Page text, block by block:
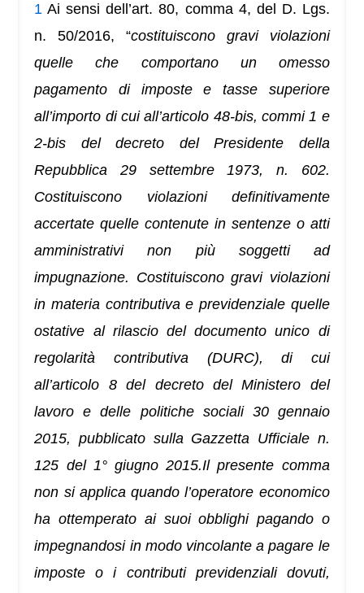
1 Ai sensi dell’art. 80, comma 4, del D. Lgs.
n. 50/2016, “costituiscono gravi violazioni
quelle che comportano un
omesso
pagamento di imposte e tasse superiore
all’importo di cui all’articolo 48-bis, commi 1 e
2-bis del decreto del Presidente della
Repubblica 29 settembre 1973, n. 602.
Costituiscono violazioni definitivamente
accertate quelle contenute in sentenze o atti
amministrativi non più soggetti ad
impugnazione. Costituiscono gravi violazioni
in materia contributiva e previdenziale quelle
ostative al rilascio del documento unico di
regolarità contributiva (DURC), di cui
all’articolo 8 del decreto del Ministero del
lavoro e delle politiche sociali 30 gennaio
2015, pubblicato sulla Gazzetta Ufficiale n.
125 del 1° giugno 2015.Il presente comma
non si applica quando l’operatore economico
ha ottemperato ai suoi obblighi pagando o
impegnandosi in modo vincolante a pagare le
imposte o i contributi previdenziali dovuti,